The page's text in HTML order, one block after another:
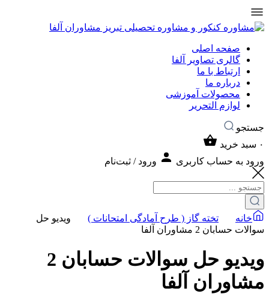
صفحه اصلی
گالری تصاویر آلفا
ارتباط با ما
درباره ما
محصولات آموزشی
لوازم التحریر
جستجو
۰ سبد خرید
ورود به حساب کاربری
ورود / ثبت‌نام
خانه تخته گاز ( طرح آمادگی امتحانات )
ویدیو حل
سوالات حسابان 2 مشاوران آلفا
ویدیو حل سوالات حسابان 2
مشاوران آلفا